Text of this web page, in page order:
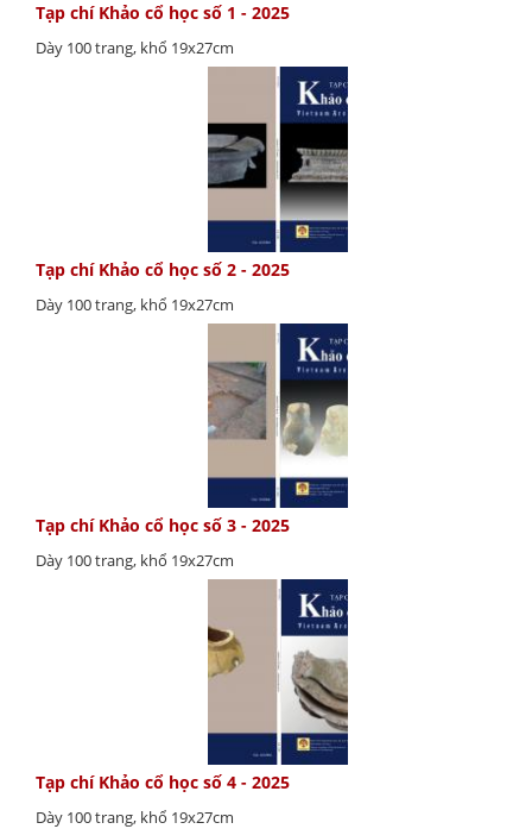
Tạp chí Khảo cổ học số 1 - 2025
Dày 100 trang, khổ 19x27cm
Tạp chí Khảo cổ học số 2 - 2025
Dày 100 trang, khổ 19x27cm
Tạp chí Khảo cổ học số 3 - 2025
Dày 100 trang, khổ 19x27cm
Tạp chí Khảo cổ học số 4 - 2025
Dày 100 trang, khổ 19x27cm